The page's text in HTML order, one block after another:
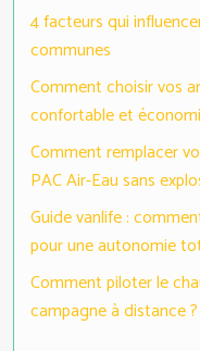
4 facteurs qui
communes
Comment choisir vos
confortable et
Comment remplacer
PAC Air-Eau sans
Guide vanlife :
pour une autonomie
Comment piloter le
campagne à distance ?